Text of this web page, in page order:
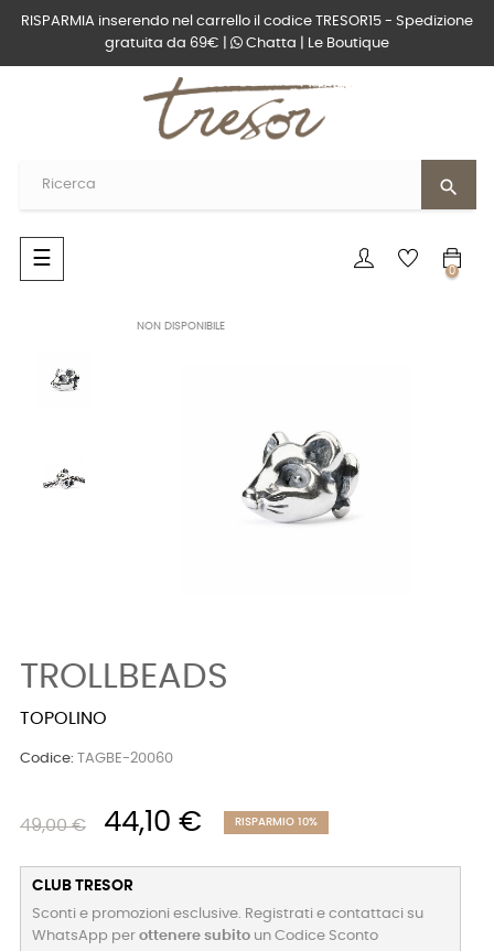
RISPARMIA inserendo nel carrello il codice TRESOR15 - Spedizione
gratuita da 69€ |
Chatta Le Boutique
search
navigazione
Toggle
☰
0
NON DISPONIBILE
TROLLBEADS
TOPOLINO
Codice: TAGBE-20060
49,00 € 44,10 € RISPARMIO 10%
CLUB TRESOR
Sconti e promozioni esclusive. Registrati e contattaci su
WhatsApp per ottenere subito un Codice Sconto